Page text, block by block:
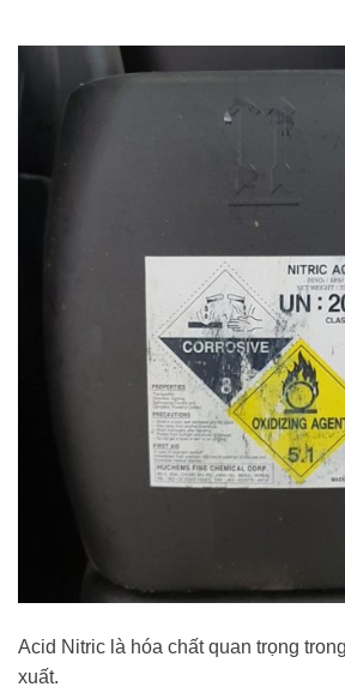
Acid Nitric là hóa chất quan trọng
xuất.